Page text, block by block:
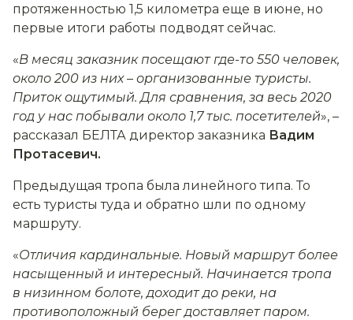
протяженностью 1,5 километра еще в июне, но
первые итоги работы подводят сейчас.
«В месяц заказник посещают где-то 550 человек,
около 200 из них– организованные туристы.
Приток ощутимый. Для сравнения, за весь 2020
год у нас побывали около 1,7 тыс. посетителей», –
рассказал БЕЛТА директор заказника Вадим
Протасевич.
Предыдущая тропа была линейного типа. То
есть туристы туда и обратно шли по одному
маршруту.
«Отличия кардинальные. Новый маршрут более
насыщенный и интересный. Начинается тропа
в низинном болоте, доходит до реки, на
противоположный берег доставляет паром.